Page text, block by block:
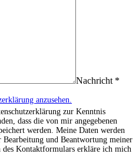
Nachricht *
anzusehen.
zur Kenntnis
dass die von mir angegebenen
werden. Meine Daten werden
Bearbeitung und Beantwortung meiner
Kontaktformulars erkläre ich mich